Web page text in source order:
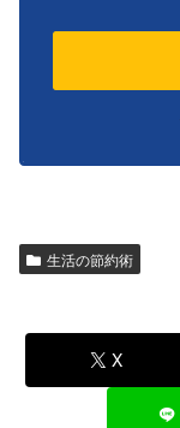
生活の節約術
X